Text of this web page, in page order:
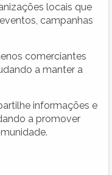
locais que
campanhas
comerciantes
a manter a
informações e
a promover